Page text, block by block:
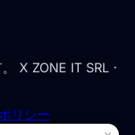
X ZONE IT SRL ·
リシー